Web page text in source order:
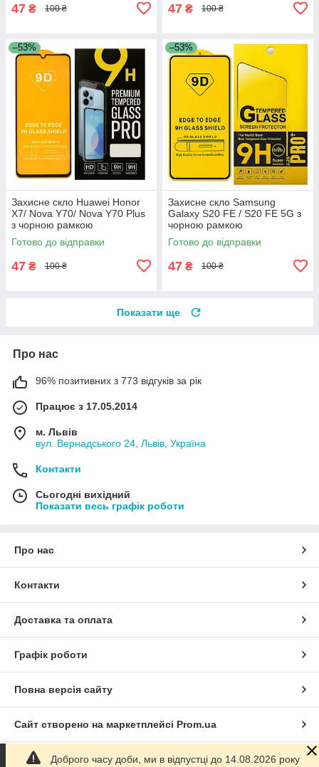
47 ₴ 100 ₴ 47 ₴ 100 ₴
–53%
Захисне скло Huawei Honor
X7/ Nova Y70/ Nova Y70 Plus
з чорною рамкою
Готово до відправки
47 ₴ 100 ₴
–53%
Захисне скло Samsung
Galaxy S20 FE / S20 FE 5G з
чорною рамкою
Готово до відправки
47 ₴ 100 ₴
Показати ще
Про нас
96% позитивних з 773 відгуків за рік
Працює з 17.05.2014
м. Львів
вул. Вернадського 24, Львів, Україна
Контакти
Сьогодні вихідний
Показати весь графік роботи
Про нас
Контакти
Доставка та оплата
Графік роботи
Повна версія сайту
Сайт створено на маркетплейсі Prom.ua
Політика конфіденційності
Доброго часу доби, ми в відпустці до 14.08.2026 року